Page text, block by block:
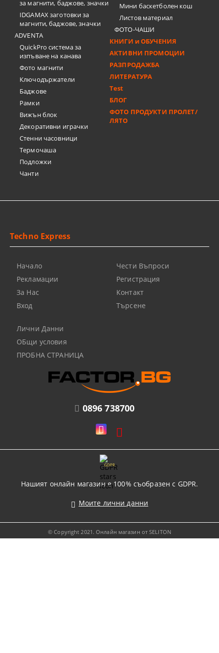
за магнити, баджове, значки
IDGAMAX заготовки за
магнити, баджове, значки
ADVENTA
QuickPro система за
изпъване на канава
Фото магнити
Ключодържатели
Баджове
Рамки
Вижън блок
Декоративни играчки
Стенни часовници
Термочашa
Подложки
Чанти
Мини баскетболен кош
Листов материал
ФОТО-ЧАШИ
КНИГИ и ОБУЧЕНИЯ
АКТИВНИ ПРОМОЦИИ
РАЗПРОДАЖБА
ЛИТЕРАТУРА
Test
БЛОГ
ФОТО ПРОДУКТИ ПРОЛЕТ/
ЛЯТО
0896 738700
Techno Express
Начало
Рекламации
За Нас
Вход
Чести Въпроси
Регистрация
Контакт
Търсене
Лични Данни
ОБщи условия
ПРОБНА СТРАНИЦА
GDPR
Нашият онлайн магазин е 100% съобразен с GDPR.
Моите лични данни
© Copyright 2021. Онлайн магазин от SELITON